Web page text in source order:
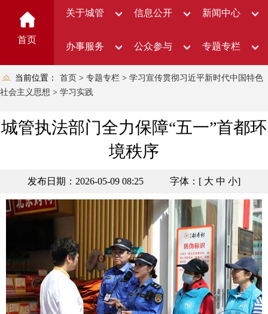
首页
关于城管 信息公开 新闻中心
办事服务 公众参与 专题专栏
当前位置： 首页 > 专题专栏 > 学习宣传贯彻习近平新时代中国特色
社会主义思想 > 学习实践
城管执法部门全力保障“五一”首都环
境秩序
发布日期：2026-05-09 08:25 字体：[ 大 中 小]